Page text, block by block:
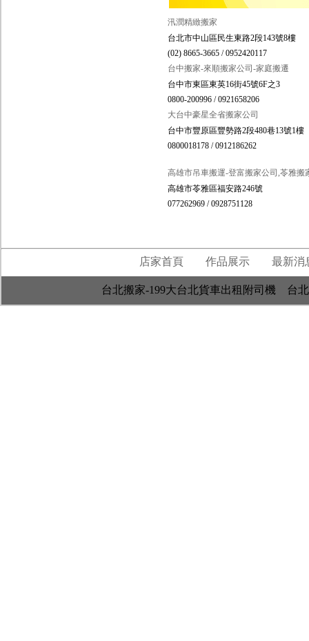
汛潤精緻搬家
台北市中山區民生東路2段143號8樓
(02) 8665-3665 / 0952420117
台中搬家-來順搬家公司-家庭搬遷
台中市東區東英16街45號6F之3
0800-200996 / 0921658206
大台中豪星全省搬家公司
台中市豐原區豐勢路2段480巷13號1樓
0800018178 / 0912186262
高雄市吊車搬運-登富搬家公司,苓雅搬
高雄市苓雅區福安路246號
077262969 / 0928751128
店家首頁 作品展示 最新消
台北搬家-199大台北貨車出租附司機 台